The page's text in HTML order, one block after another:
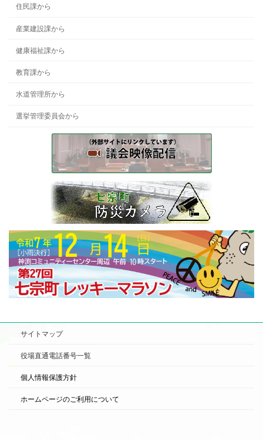
住民課から
産業建設課から
健康福祉課から
教育課から
水道管理所から
選挙管理委員会から
サイトマップ
役場直通電話番号一覧
個人情報保護方針
ホームページのご利用について